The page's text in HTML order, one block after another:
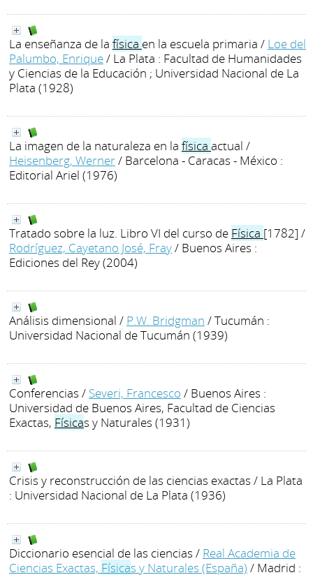
La enseñanza de la física en la escuela primaria / Loe del
Palumbo, Enrique/ La Plata : Facultad de Humanidades
y Ciencias de la Educación ; Universidad Nacional de La
Plata (1928)
La imagen de la naturaleza en la física actual /
Heisenberg, Werner/ Barcelona - Caracas - México :
Editorial Ariel (1976)
Tratado sobre la luz. Libro VI del curso de Física [1782] /
Rodríguez, Cayetano José, Fray/ Buenos Aires :
Ediciones del Rey (2004)
Análisis dimensional / P.W. Bridgman / Tucumán :
Universidad Nacional de Tucumán (1939)
Conferencias / Severi, Francesco / Buenos Aires :
Universidad de Buenos Aires, Facultad de Ciencias
Exactas, Físicas y Naturales (1931)
Crisis y reconstrucción de las ciencias exactas / La Plata
: Universidad Nacional de La Plata (1936)
Diccionario esencial de las ciencias / Real Academia de
Ciencias Exactas, Físicas y Naturales (España) / Madrid :